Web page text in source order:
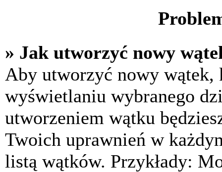
» Jak utworzyć nowy
Aby utworzyć nowy
wyświetlaniu wybranego
utworzeniem wątku
Twoich uprawnień w
listą wątków. Przykłady: